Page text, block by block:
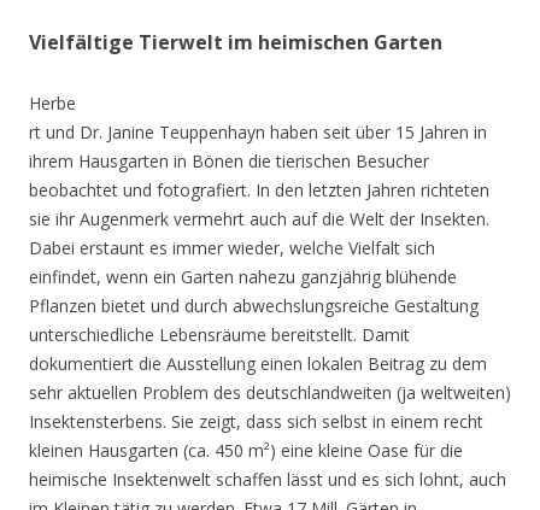
Vielfältige Tierwelt im heimischen Garten
Herbe
rt und Dr. Janine Teuppenhayn haben seit über 15 Jahren in
ihrem Hausgarten in Bönen die tierischen Besucher
beobachtet und fotografiert. In den letzten Jahren richteten
sie ihr Augenmerk vermehrt auch auf die Welt der Insekten.
Dabei erstaunt es immer wieder, welche Vielfalt sich
einfindet, wenn ein Garten nahezu ganzjährig blühende
Pflanzen bietet und durch abwechslungsreiche Gestaltung
unterschiedliche Lebensräume bereitstellt. Damit
dokumentiert die Ausstellung einen lokalen Beitrag zu dem
sehr aktuellen Problem des deutschlandweiten (ja weltweiten)
Insektensterbens. Sie zeigt, dass sich selbst in einem recht
kleinen Hausgarten (ca. 450 m²) eine kleine Oase für die
heimische Insektenwelt schaffen lässt und es sich lohnt, auch